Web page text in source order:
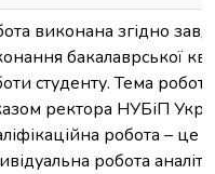
виконана згідно
бакалаврської
студенту. Тема
ректора НУБіП
робота – це
робота